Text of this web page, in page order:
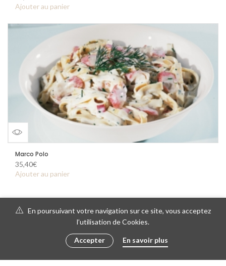
Ajouter au panier
Vue
d'ensemble
Marco Polo
35,40€
Ajouter au panier
En poursuivant votre navigation sur ce site, vous acceptez
l’utilisation de Cookies.
Accepter En savoir plus